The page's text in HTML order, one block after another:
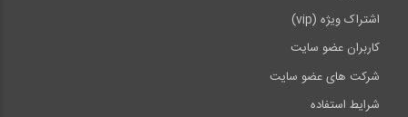
اشتراک ویژه (vip)
کاربران عضو سایت
شرکت های عضو سایت
شرایط استفاده